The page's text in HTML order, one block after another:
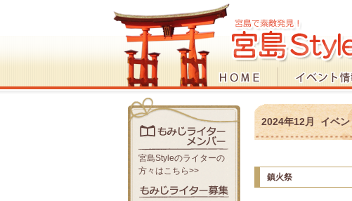
2024年12月 イベン
鎮火祭
宮島Styleのライターの
方々はこちら>>